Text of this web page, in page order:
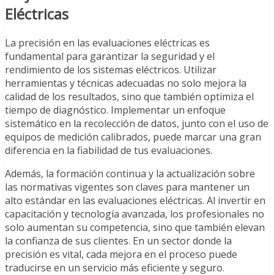
Eléctricas
La precisión en las evaluaciones eléctricas es
fundamental para garantizar la seguridad y el
rendimiento de los sistemas eléctricos. Utilizar
herramientas y técnicas adecuadas no solo mejora la
calidad de los resultados, sino que también optimiza el
tiempo de diagnóstico. Implementar un enfoque
sistemático en la recolección de datos, junto con el uso de
equipos de medición calibrados, puede marcar una gran
diferencia en la fiabilidad de tus evaluaciones.
Además, la formación continua y la actualización sobre
las normativas vigentes son claves para mantener un
alto estándar en las evaluaciones eléctricas. Al invertir en
capacitación y tecnología avanzada, los profesionales no
solo aumentan su competencia, sino que también elevan
la confianza de sus clientes. En un sector donde la
precisión es vital, cada mejora en el proceso puede
traducirse en un servicio más eficiente y seguro.